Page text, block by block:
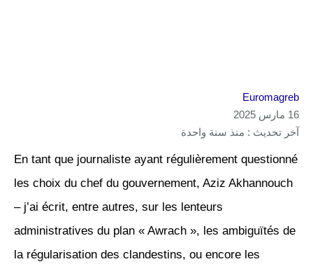
Euromagreb
16 مارس 2025
آخر تحديث : منذ سنة واحدة
En tant que journaliste ayant régulièrement questionné
les choix du chef du gouvernement, Aziz Akhannouch
– j’ai écrit, entre autres, sur les lenteurs
administratives du plan « Awrach », les ambiguïtés de
la régularisation des clandestins, ou encore les